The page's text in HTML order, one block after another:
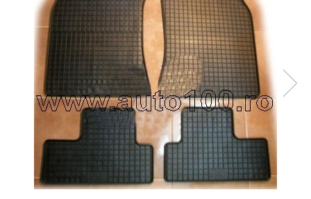
Pachete Audio
Accesorii Sisteme Audio
Conectica
Cupla carkit
Cupla radio aftermarket
Cupla radio OEM
Inele boxe auto
Rame radio 1DIN
Rame radio 2DIN